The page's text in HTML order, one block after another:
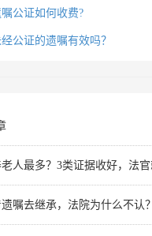
公证如何收费?
公证的遗嘱有效吗？
嘱去继承，法院为什么不认？